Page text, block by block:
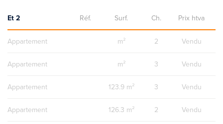
Et 2 Réf. Surf. Ch. Prix htva
Appartement m² 2 Vendu
Appartement m² 3 Vendu
Appartement 123.9 m² 3 Vendu
Appartement 126.3 m² 2 Vendu